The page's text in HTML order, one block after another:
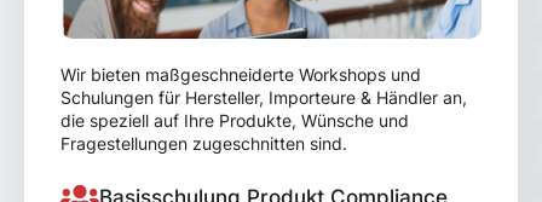
Wir bieten maßgeschneiderte Workshops und
Schulungen für Hersteller, Importeure & Händler an,
die speziell auf Ihre Produkte, Wünsche und
Fragestellungen zugeschnitten sind.